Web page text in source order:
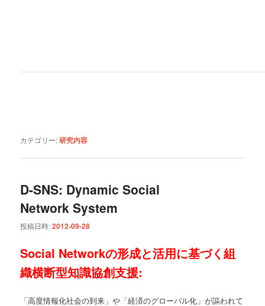
カテゴリー:研究内容
D-SNS: Dynamic Social
Network System
投稿日時:2012-09-28
Social Networkの形成と活用に基づく組
織横断型知識協創支援:
「高度情報化社会の到来」や「経済のグローバル化」が謳われて